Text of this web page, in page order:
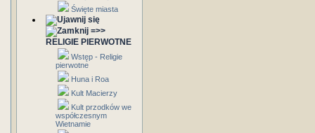
Święte miasta
=>>
RELIGIE PIERWOTNE
Wstęp - Religie
pierwotne
Huna i Roa
Kult Macierzy
Kult przodków we
współczesnym
Wietnamie